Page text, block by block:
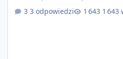
elastyczność i znacznie szybszy
przypadku innych rozwiązań.
3 odpowiedzi 1 643